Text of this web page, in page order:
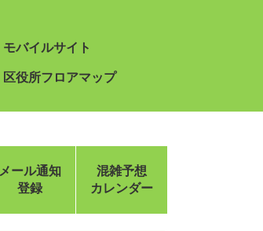
モバイルサイト
区役所フロアマップ
メール通知
登録
混雑予想
カレンダー